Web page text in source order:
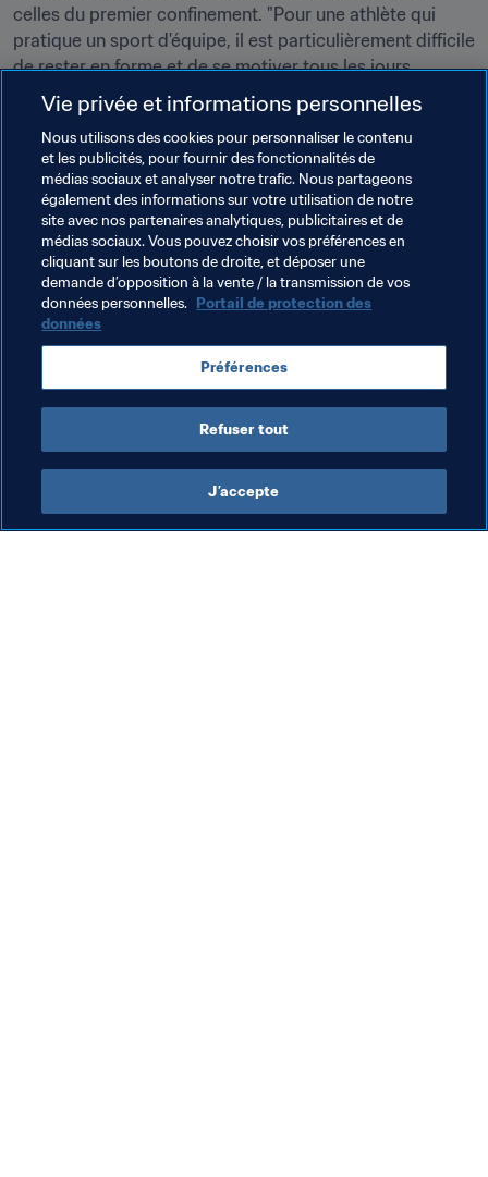
celles du premier confinement. "Pour une athlète qui
pratique un sport d'équipe, il est particulièrement difficile
de rester en forme et de se motiver tous les jours
lorsqu'on est seule à la maison. C'était le plus grand défi
pour moi : faire chaque séance d'entraînement sans le
ballon ni mes coéquipières, ce n'était pas très facile
psychologiquement", admet-elle.
Soulever le trophée de Joueuse Mondiale de la FIFA
2020 pourrait lui permettre de garder un bien meilleur
souvenir de l'année écoulée...
Thèmes en lien
Germany
Vie privée et informations personnelles
Nous utilisons des cookies pour personnaliser le contenu
et les publicités, pour fournir des fonctionnalités de
médias sociaux et analyser notre trafic. Nous partageons
également des informations sur votre utilisation de notre
site avec nos partenaires analytiques, publicitaires et de
médias sociaux. Vous pouvez choisir vos préférences en
cliquant sur les boutons de droite, et déposer une
demande d’opposition à la vente / la transmission de vos
données personnelles. Portail de protection des
données
Préférences
Refuser tout
J’accepte